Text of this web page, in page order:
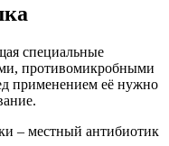
специальные
противомикробными
применением её нужно
– местный антибиотик